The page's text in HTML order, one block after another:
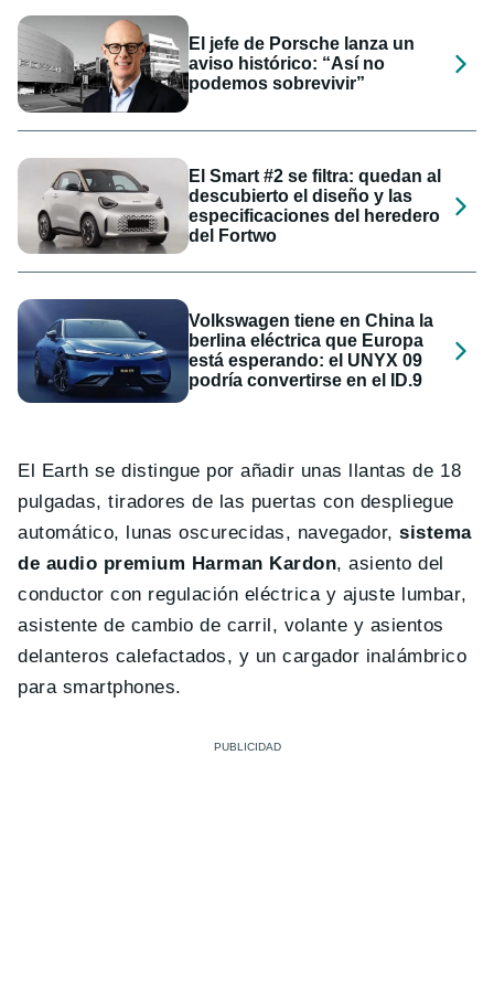
El jefe de Porsche lanza un
aviso histórico: “Así no
podemos sobrevivir”
El Smart #2 se filtra: quedan al
descubierto el diseño y las
especificaciones del heredero
del Fortwo
Volkswagen tiene en China la
berlina eléctrica que Europa
está esperando: el UNYX 09
podría convertirse en el ID.9
El Earth se distingue por añadir unas llantas de 18
pulgadas, tiradores de las puertas con despliegue
automático, lunas oscurecidas, navegador,sistema
de audio premium Harman Kardon, asiento del
conductor con regulación eléctrica y ajuste lumbar,
asistente de cambio de carril, volante y asientos
delanteros calefactados, y un cargador inalámbrico
para smartphones.